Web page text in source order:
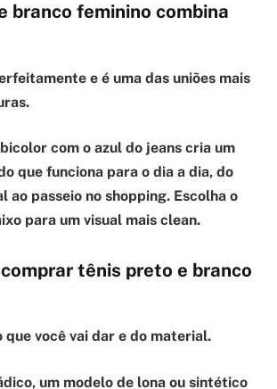
branco feminino combina
e é uma das uniões mais
com o azul do jeans cria um
que funciona para o dia a dia, do
ao passeio no shopping. Escolha o
para um visual mais clean.
tênis preto e branco
que você vai dar e do material.
um modelo de lona ou sintético